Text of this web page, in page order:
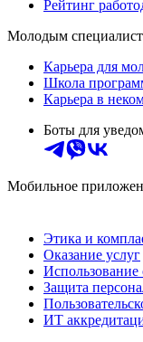
Рейтинг
Молодым
Карьера для
Школа
Карьера в
Боты для
Мобильное
Этика и
Оказание услуг
Использование
Защита
ИТ